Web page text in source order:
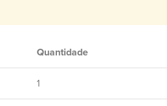
Quantidade
1